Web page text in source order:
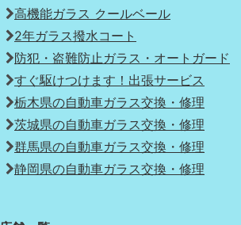
高機能ガラス クールベール
2年ガラス撥水コート
防犯・盗難防止ガラス・オートガード
すぐ駆けつけます！出張サービス
栃木県の自動車ガラス交換・修理
茨城県の自動車ガラス交換・修理
群馬県の自動車ガラス交換・修理
静岡県の自動車ガラス交換・修理